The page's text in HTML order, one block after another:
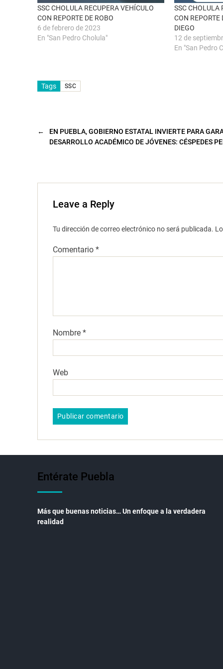
n
a
n
u
e
v
e
a
b
r
e
e
n
t
e
v
a
SSC CHOLULA RECUPERA VEHÍCULO
CON REPORTE DE ROBO
6 de febrero de 2023
En "San Pedro Cholula"
SSC CHOLULA
CON REPORTE
DIEGO
12 de
En "San Pedro
Tags SSC
←
EN PUEBLA, GOBIERNO ESTATAL INVIERTE PARA
DESARROLLO ACADÉMICO DE JÓVENES: CÉSPEDES
Leave a Reply
Tu dirección de correo electrónico no será publicada.
Comentario *
Nombre *
Web
Entérate Puebla
Más que buenas noticias… Un enfoque a la verdadera
realidad